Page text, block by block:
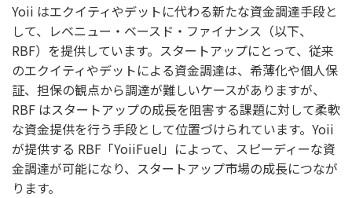
Yoii はエクイティやデットに代わる新たな資金調達手段と
して、レベニュー・ベースド・ファイナンス（以下、
RBF）を提供しています。スタートアップにとって、従来
のエクイティやデットによる資金調達は、希薄化や個人保
証、担保の観点から調達が難しいケースがありますが、
RBF はスタートアップの成長を阻害する課題に対して柔軟
な資金提供を行う手段として位置づけられています。Yoii
が提供する RBF「YoiiFuel」によって、スピーディーな資
金調達が可能になり、スタートアップ市場の成長につなが
ります。